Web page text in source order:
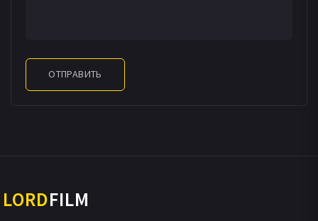
ОТПРАВИТЬ
LORDFILM